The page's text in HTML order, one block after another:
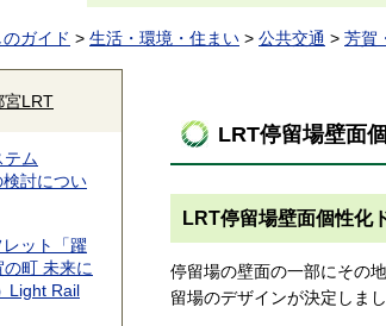
のガイド > 生活・環境・住まい > 公共交通 > 芳賀
宮LRT
テム
検討につい
ット「躍
町 未来に
Light Rail
LRT停留場壁面
LRT停留場壁面個性化
停留場の壁面の一部にその
留場のデザインが決定しまし